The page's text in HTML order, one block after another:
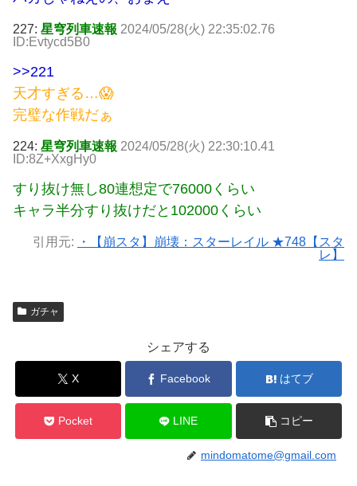
227: 星穹列車速報 2024/05/28(火) 22:35:02.76
ID:Evtycd5B0
>>221
天才すぎる…😱
完璧な作戦だぁ
224: 星穹列車速報 2024/05/28(火) 22:30:10.41
ID:8Z+XxgHy0
すり抜け無し80連想定で76000くらい
キャラ半分すり抜けだと102000くらい
引用元:
・【崩スタ】崩壊：スターレイル ★748【スタ
レ】
ガチャ
シェアする
X Facebook はてブ
Pocket LINE コピー
mindomatome@gmail.com